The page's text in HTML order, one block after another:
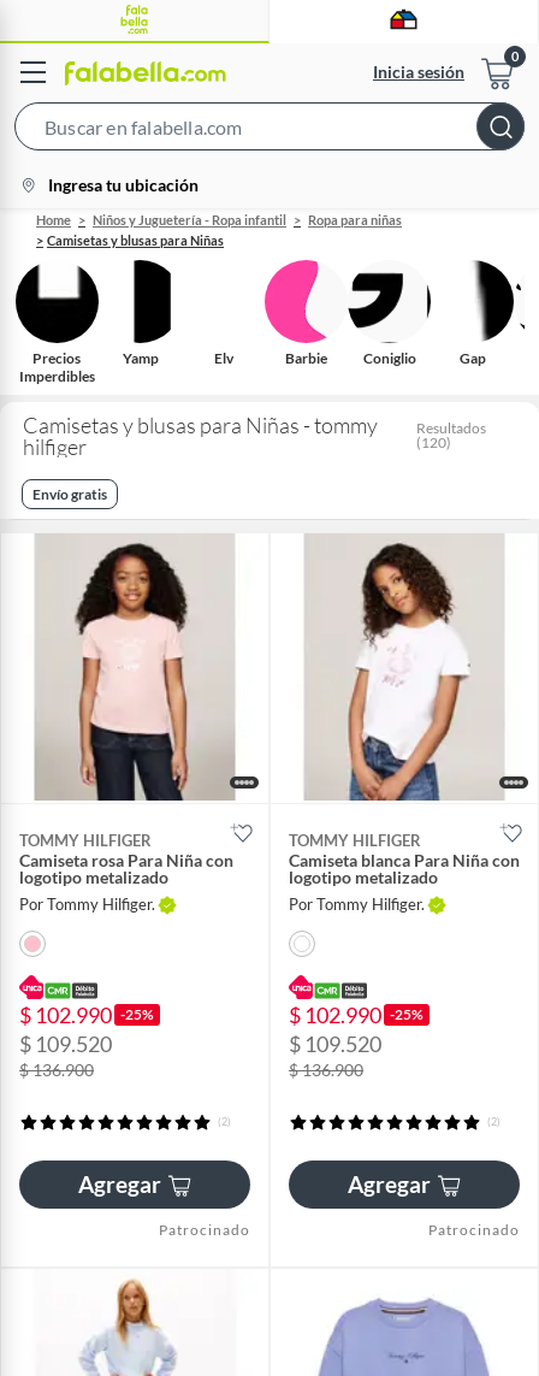
Inicia sesión
Bar
location-
icon
Ingresa tu ubicación
Home Niños y Juguetería - Ropa infantil
Ropa para niñas
Camisetas y blusas para Niñas
Precios
Imperdibles
Yamp Elv Barbie Coniglio Gap
Camisetas y blusas para Niñas - tommy
hilfiger
Resultados
(120)
Envío gratis
TOMMY HILFIGER
Camiseta rosa Para Niña con
logotipo metalizado
Por Tommy Hilfiger.
$ 102.990 -25%
$ 109.520
$ 136.900
(2)
Agregar
Patrocinado
TOMMY HILFIGER
Camiseta blanca Para Niña con
logotipo metalizado
Por Tommy Hilfiger.
$ 102.990 -25%
$ 109.520
$ 136.900
(2)
Agregar
Patrocinado